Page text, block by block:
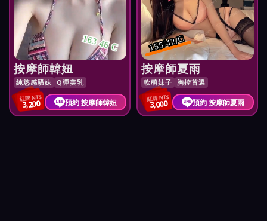
163 46 C
按摩師韓妞
純慾感騷妹 Q彈美乳
紅牌 NT$
3,200 預約 按摩師韓妞
155/42/C
按摩師夏雨
軟萌妹子 胸控首選
紅牌 NT$
3,000 預約 按摩師夏雨